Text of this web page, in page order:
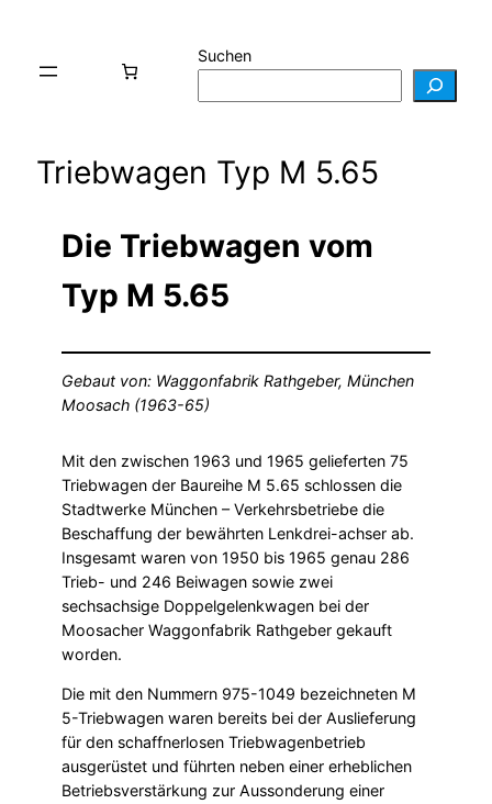
Suchen
Triebwagen Typ M 5.65
Die Triebwagen vom
Typ M 5.65
Gebaut von: Waggonfabrik Rathgeber, München
Moosach (1963-65)
Mit den zwischen 1963 und 1965 gelieferten 75
Triebwagen der Baureihe M 5.65 schlossen die
Stadtwerke München – Verkehrsbetriebe die
Beschaffung der bewährten Lenkdrei-achser ab.
Insgesamt waren von 1950 bis 1965 genau 286
Trieb- und 246 Beiwagen sowie zwei
sechsachsige Doppelgelenkwagen bei der
Moosacher Waggonfabrik Rathgeber gekauft
worden.
Die mit den Nummern 975-1049 bezeichneten M
5-Triebwagen waren bereits bei der Auslieferung
für den schaffnerlosen Triebwagenbetrieb
ausgerüstet und führten neben einer erheblichen
Betriebsverstärkung zur Aussonderung einer